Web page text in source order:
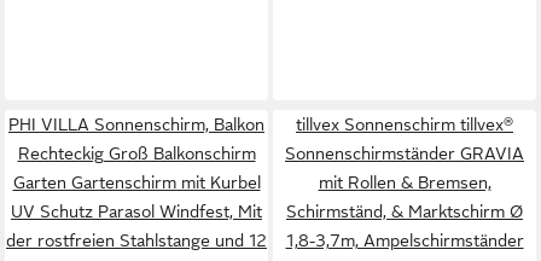
PHI VILLA Sonnenschirm, Balkon
Rechteckig Groß Balkonschirm
Garten Gartenschirm mit Kurbel
UV Schutz Parasol Windfest, Mit
der rostfreien Stahlstange und 12
tillvex Sonnenschirm tillvex®
Sonnenschirmständer GRAVIA
mit Rollen & Bremsen,
Schirmständ, & Marktschirm Ø
1,8-3,7m, Ampelschirmständer